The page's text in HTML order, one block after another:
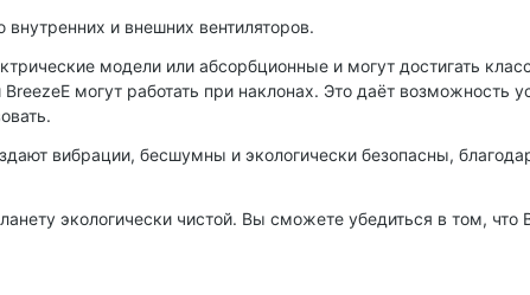
и внешних вентиляторов.
модели или абсорбционные и могут достигать
могут работать при наклонах. Это даёт возможность
вибрации, бесшумны и экологически безопасны,
экологически чистой. Вы сможете убедиться в том, что